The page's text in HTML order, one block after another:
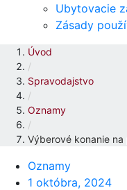
Ubytovacie
Zásady
Úvod
/
Spravodajstvo
/
Oznamy
/
Výberové konanie
Oznamy
1 októbra, 2024